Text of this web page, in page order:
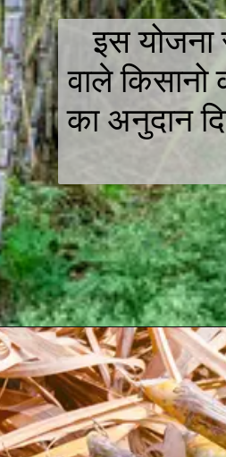
इस
वाले
का अनुदान